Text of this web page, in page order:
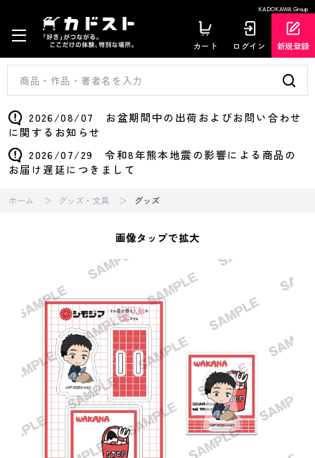
KADOKAWA Group
カート ログイン 新規登録
2026/08/07 お盆期間中の出荷およびお問い合わせ
に関するお知らせ
2026/07/29 令和8年熊本地震の影響による商品の
お届け遅延につきまして
ホーム グッズ・文具 グッズ
画像タップで拡大